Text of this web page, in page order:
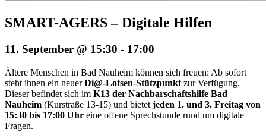
SMART-AGERS – Digitale Hilfen
11. September @ 15:30 - 17:00
Ältere Menschen in Bad Nauheim können sich freuen: Ab sofort
steht ihnen ein neuerDi@-Lotsen-Stützpunkt zur Verfügung.
Dieser befindet sich im K13 der Nachbarschaftshilfe Bad
Nauheim (Kurstraße 13-15) und bietet jeden 1. und 3. Freitag von
15:30 bis 17:00 Uhr eine offene Sprechstunde rund um digitale
Fragen.